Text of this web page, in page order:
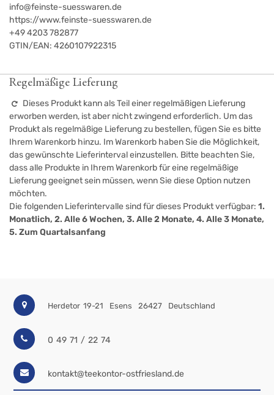
info@feinste-suesswaren.de
https://www.feinste-suesswaren.de
+49 4203 782877
GTIN/EAN: 4260107922315
Regelmäßige Lieferung
Dieses Produkt kann als Teil einer regelmäßigen Lieferung
erworben werden, ist aber nicht zwingend erforderlich. Um das
Produkt als regelmäßige Lieferung zu bestellen, fügen Sie es bitte
Ihrem Warenkorb hinzu. Im Warenkorb haben Sie die Möglichkeit,
das gewünschte Lieferinterval einzustellen. Bitte beachten Sie,
dass alle Produkte in Ihrem Warenkorb für eine regelmäßige
Lieferung geeignet sein müssen, wenn Sie diese Option nutzen
möchten.
Die folgenden Lieferintervalle sind für dieses Produkt verfügbar: 1.
Monatlich, 2. Alle 6 Wochen, 3. Alle 2 Monate, 4. Alle 3 Monate,
5. Zum Quartalsanfang
Herdetor 19-21 Esens 26427 Deutschland
0 49 71 / 22 74
kontakt@teekontor-ostfriesland.de